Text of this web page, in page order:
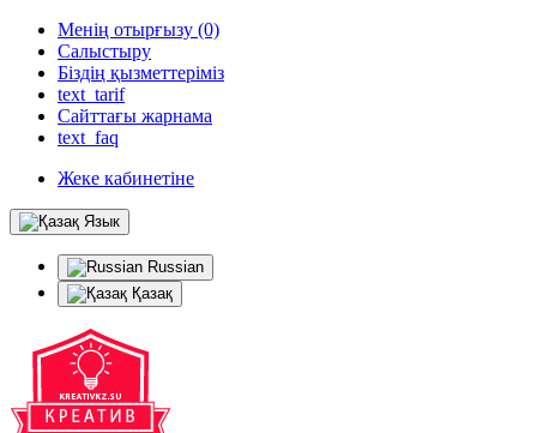
Менің отырғызу (0)
Салыстыру
Біздің қызметтеріміз
text_tarif
Сайттағы жарнама
text_faq
Жеке кабинетіне
Язык
Russian
Қазақ